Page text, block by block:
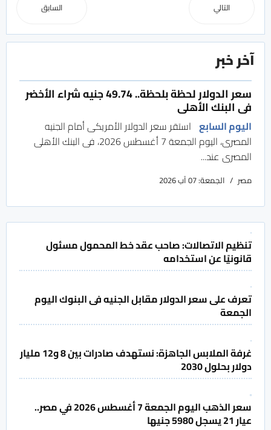
السابق التالي
آخر خبر
سعر الدولار لحظة بلحظة.. 49.74 جنيه شراء الأخضر
فى البنك الأهلى
اليوم السابع استقر سعر الدولار الأمريكى أمام الجنيه
المصرى، اليوم الجمعة 7 أغسطس 2026، فى البنك الأهلى
المصرى عند...
مصر الجمعة: 07 آب 2026
تنظيم الاتصالات: صاحب عقد خط المحمول مسئول
قانونيًا عن استخدامه
تعرف على سعر الدولار مقابل الجنيه فى البنوك اليوم
الجمعة
غرفة الملابس الجاهزة: نستهدف صادرات بين 8 و12 مليار
دولار بحلول 2030
سعر الذهب اليوم الجمعة 7 أغسطس 2026 في مصر..
عيار 21 يسجل 5980 جنيها